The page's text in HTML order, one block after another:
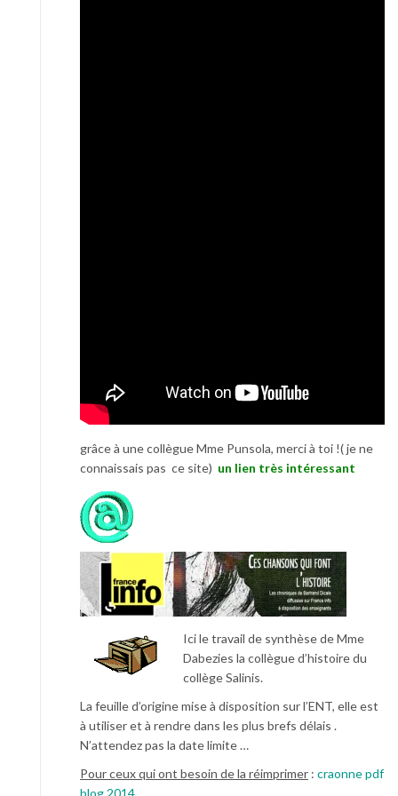
grâce à une collègue Mme Punsola, merci à toi !( je ne
connaissais pas ce site) un lien très intéressant
Ici le travail de synthèse de Mme
Dabezies la collègue d’histoire du
collège Salinis.
La feuille d’origine mise à disposition sur l’ENT, elle est
à utiliser et à rendre dans les plus brefs délais .
N’attendez pas la date limite …
Pour ceux qui ont besoin de la réimprimer : craonne pdf
blog 2014